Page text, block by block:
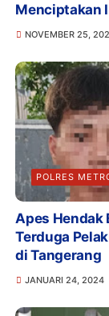
Menciptakan
NOVEMBER 25,
POLRES
Apes Hendak
Terduga
di Tangerang
JANUARI 24, 2024